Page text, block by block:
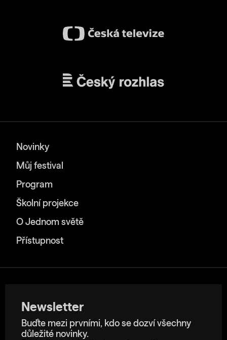
Novinky
Můj festival
Program
Školní projekce
O Jednom světě
Přístupnost
Newsletter
Buďte mezi prvními, kdo se dozví všechny
důležité novinky.